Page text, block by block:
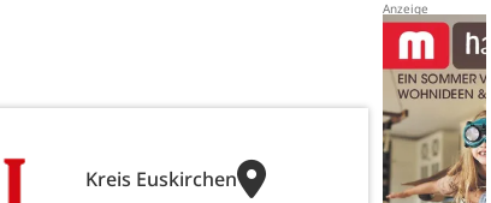
Kreis Euskirchen